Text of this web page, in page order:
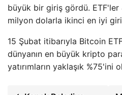
büyük bir giriş gördü.
milyon dolarla ikinci en iyi
15 Şubat itibarıyla Bitcoin
dünyanın en büyük kripto
yatırımların yaklaşık %75'ini